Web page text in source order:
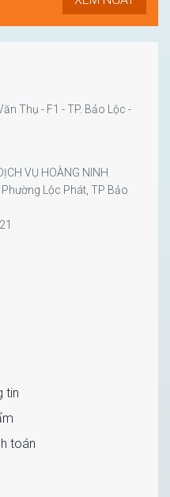
Thụ - F1 - TP. Bảo Lộc -
VỤ HOÀNG NINH
Lộc Phát, TP Bảo
tin
toán